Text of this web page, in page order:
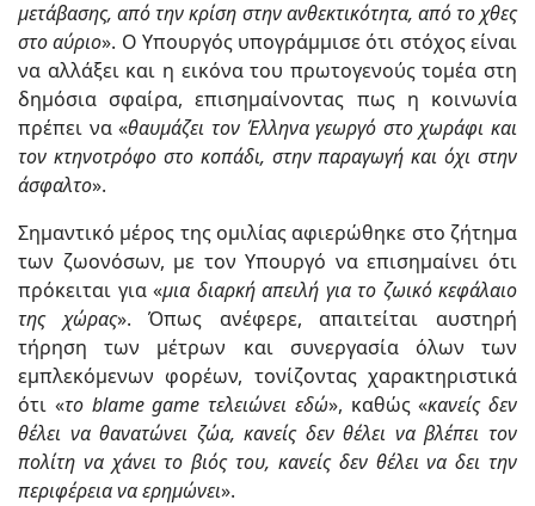
μετάβασης, από την κρίση στην ανθεκτικότητα, από το χθες
στο αύριο». Ο Υπουργός υπογράμμισε ότι στόχος είναι
να αλλάξει και η εικόνα του πρωτογενούς τομέα στη
δημόσια σφαίρα, επισημαίνοντας πως η κοινωνία
πρέπει να «θαυμάζει τον Έλληνα γεωργό στο χωράφι και
τον κτηνοτρόφο στο κοπάδι, στην παραγωγή και όχι στην
άσφαλτο».
Σημαντικό μέρος της ομιλίας αφιερώθηκε στο ζήτημα
των ζωονόσων, με τον Υπουργό να επισημαίνει ότι
πρόκειται για «μια διαρκή απειλή για το ζωικό κεφάλαιο
της χώρας». Όπως ανέφερε, απαιτείται αυστηρή
τήρηση των μέτρων και συνεργασία όλων των
εμπλεκόμενων φορέων, τονίζοντας χαρακτηριστικά
ότι «το blame game τελειώνει εδώ», καθώς «κανείς δεν
θέλει να θανατώνει ζώα, κανείς δεν θέλει να βλέπει τον
πολίτη να χάνει το βιός του, κανείς δεν θέλει να δει την
περιφέρεια να ερημώνει».